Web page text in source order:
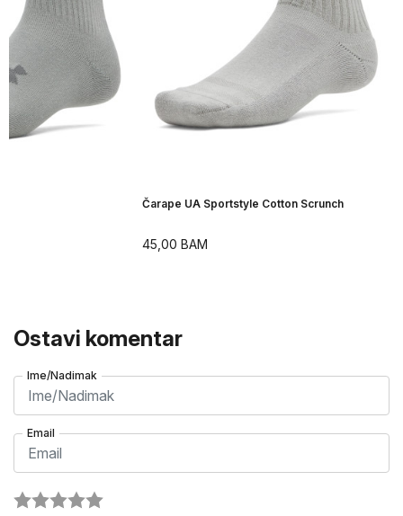
Čarape UA Sportstyle Cotton Scrunch
45,00 BAM
Ostavi komentar
Ime/Nadimak
Email